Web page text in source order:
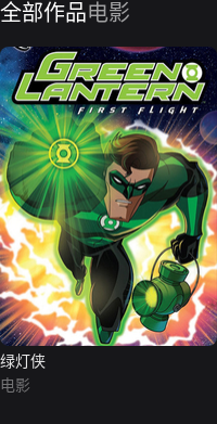
全部作品电影
绿灯侠
电影